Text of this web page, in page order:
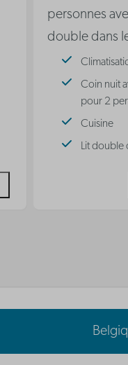
personnes
double dans
Coin nuit
pour 2
Cuisine
Lit double